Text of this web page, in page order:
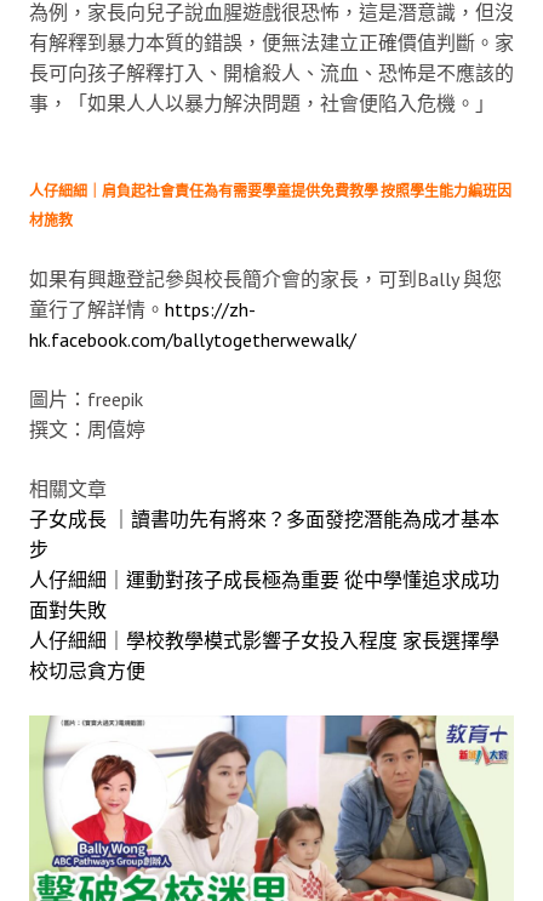
為例，家長向兒子說血腥遊戲很恐怖，這是潛意識，但沒
有解釋到暴力本質的錯誤，便無法建立正確價值判斷。家
長可向孩子解釋打入、開槍殺人、流血、恐怖是不應該的
事，「如果人人以暴力解決問題，社會便陷入危機。」
人仔細細｜肩負起社會責任為有需要學童提供免費教學 按照學生能力編班因
材施教
如果有興趣登記參與校長簡介會的家長，可到Bally 與您
童行了解詳情。 https://zh-
hk.facebook.com/ballytogetherwewalk/
圖片：freepik
撰文：周僖婷
相關文章
子女成長 ｜讀書叻先有將來？多面發挖潛能為成才基本
步
人仔細細｜運動對孩子成長極為重要 從中學懂追求成功
面對失敗
人仔細細｜學校教學模式影響子女投入程度 家長選擇學
校切忌貪方便